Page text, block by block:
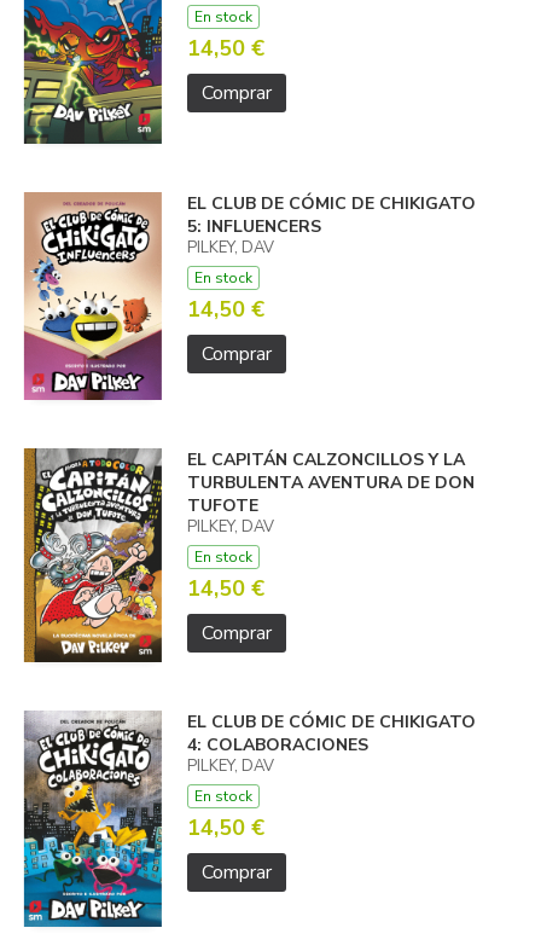
En stock
14,50 €
Comprar
EL CLUB DE CÓMIC DE CHIKIGATO
5: INFLUENCERS
PILKEY, DAV
En stock
14,50 €
Comprar
EL CAPITÁN CALZONCILLOS Y LA
TURBULENTA AVENTURA DE DON
TUFOTE
PILKEY, DAV
En stock
14,50 €
Comprar
EL CLUB DE CÓMIC DE CHIKIGATO
4: COLABORACIONES
PILKEY, DAV
En stock
14,50 €
Comprar